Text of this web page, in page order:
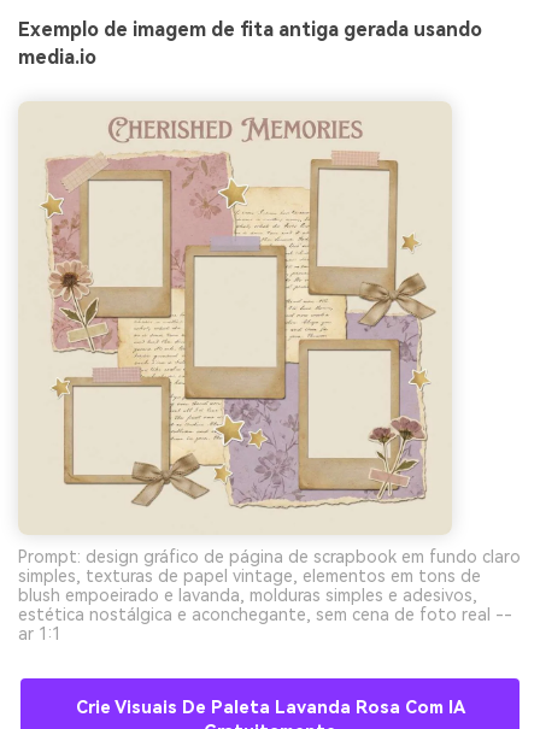
Exemplo de imagem de fita antiga gerada usando
media.io
Prompt: design gráfico de página de scrapbook em fundo claro
simples, texturas de papel vintage, elementos em tons de
blush empoeirado e lavanda, molduras simples e adesivos,
estética nostálgica e aconchegante, sem cena de foto real --
ar 1:1
Crie Visuais De Paleta Lavanda Rosa Com IA